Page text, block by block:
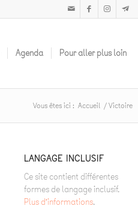
Agenda Pour aller plus loin
Vous êtes ici : Accueil /Victoire
LANGAGE INCLUSIF
Ce site contient différentes
formes de langage inclusif.
Plus d’informations.